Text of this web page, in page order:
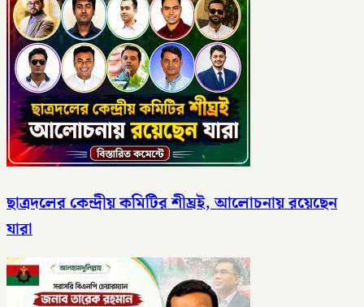
ছাত্রদলের কেন্দ্রীয় কমিটির শীঘ্রই, আলোচনায় রয়েছেন
যারা